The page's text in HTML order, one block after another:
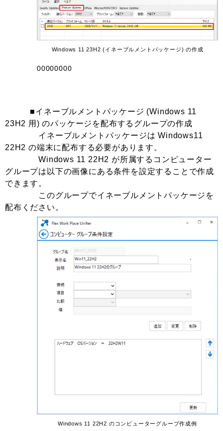
Windows 11 23H2 (イネーブルメントパッケージ) の作成
00000000
■イネーブルメントパッケージ (Windows 11
23H2 用) のパッケージを配布するグループの作成
イネーブルメントパッケージは Windows11
22H2 の端末に配布する必要があります。
Windows 11 22H2 が所属するコンピューター
グループは以下の画像にある条件を設定することで作成
できます。
このグループでイネーブルメントパッケージを
配布ください。
Windows 11 22H2 のコンピューターグループ作成例